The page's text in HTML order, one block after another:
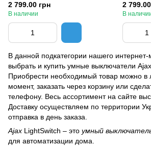
2 799.00 грн
В наличии
2
В
В данной подкатегории нашего
выбрать и купить умные выключатели
Приобрести необходимый товар можно в
момент, заказать через корзину или
телефону. Весь ассортимент на сайте
Доставку осуществляем по территории
отправка в день заказа.
Ajax LightSwitch – это умный
для автоматизации дома.